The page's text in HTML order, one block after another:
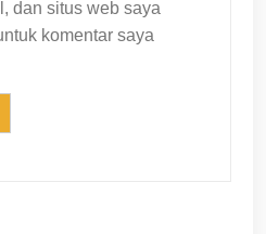
dan situs web saya
komentar saya